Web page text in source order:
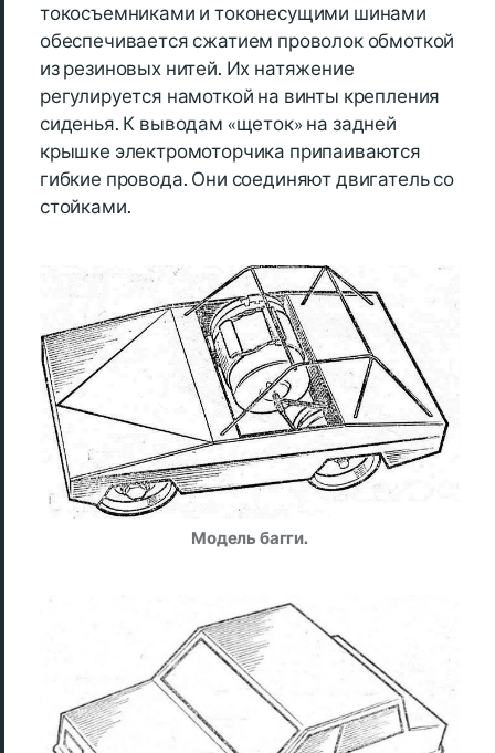
токосъемниками и токонесущими шинами
обеспечивается сжатием проволок обмоткой
из резиновых нитей. Их натяжение
регулируется намоткой на винты крепления
сиденья. К выводам «щеток» на задней
крышке электромоторчика припаиваются
гибкие провода. Они соединяют двигатель со
стойками.
Модель багги.